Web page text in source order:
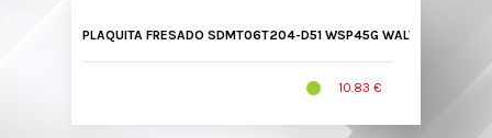
PLAQUITA FRESADO SDMT06T204-D51 WSP45G WALTER
10.83 €